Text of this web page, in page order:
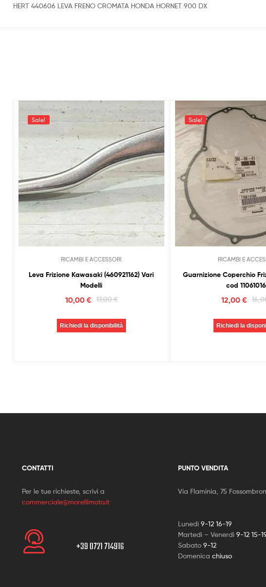
HERT 440606 LEVA FRENO CROMATA HONDA HORNET 900 DX
Sale!
RICAMBI E ACCESSORI
Leva Frizione Kawasaki (460921162) Vari
Modelli
17,00€
10,00 €
Richiedi la disponibilità
Sale!
RICAMBI E
Guarnizione Coperchio
cod
12,00€
Richiedi la
CONTATTI
Per le tue richieste, scrivi a
commerciale@morellimoto.it
+39 0721 714916
PUNTO VENDITA
Via Flaminia, 75
Lunedì 9-12 16-19
Martedì – Venerdì 9-12 15-
Sabato 9-12
Domenica chiuso